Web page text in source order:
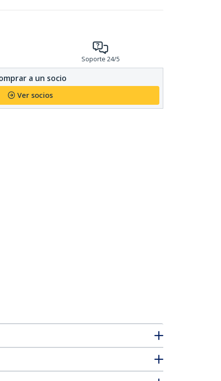
Soporte 24/5
a un socio
Ver socios